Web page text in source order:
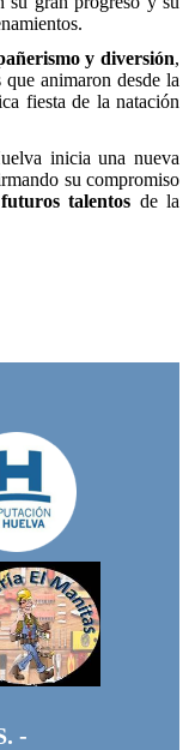
y diversión,
animaron desde la
fiesta de la natación
inicia una nueva
su compromiso
talentos de la
-